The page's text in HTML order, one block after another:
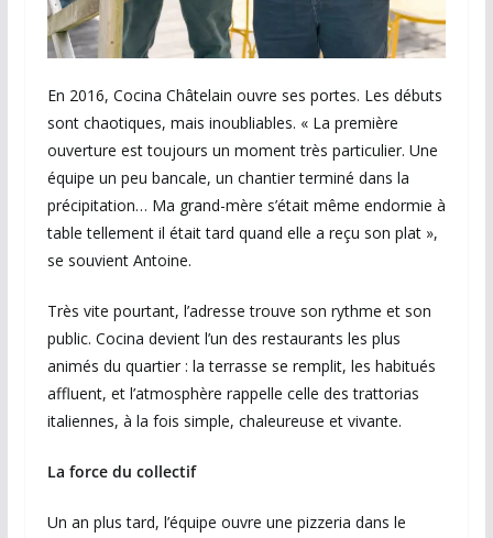
En 2016, Cocina Châtelain ouvre ses portes. Les débuts
sont chaotiques, mais inoubliables. « La première
ouverture est toujours un moment très particulier. Une
équipe un peu bancale, un chantier terminé dans la
précipitation… Ma grand-mère s’était même endormie à
table tellement il était tard quand elle a reçu son plat »,
se souvient Antoine.
Très vite pourtant, l’adresse trouve son rythme et son
public. Cocina devient l’un des restaurants les plus
animés du quartier : la terrasse se remplit, les habitués
affluent, et l’atmosphère rappelle celle des trattorias
italiennes, à la fois simple, chaleureuse et vivante.
La force du collectif
Un an plus tard, l’équipe ouvre une pizzeria dans le